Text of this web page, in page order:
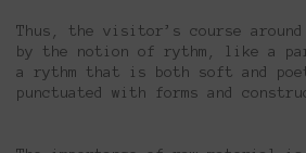
Thus, the visitor’s course around
by the notion of rythm, like a
a rythm that is both soft and
punctuated with forms and